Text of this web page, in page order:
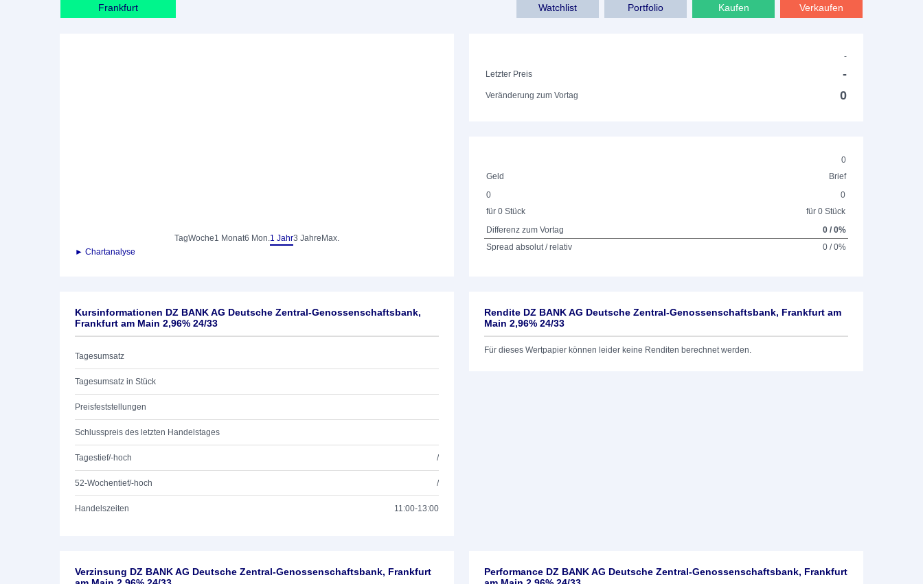
Frankfurt Verkaufen
Kaufen
Portfolio
Watchlist
TagWoche1 Monat6 Mon.1 Jahr3 Jahre Max.
► Chartanalyse
-
Letzter Preis
-
Veränderung zum Vortag 0
0
Geld
Brief
0
für 0 Stück
0
für 0 Stück
Differenz zum Vortag
0 / 0%
Spread absolut / relativ
0 / 0%
Kursinformationen DZ BANK AG Deutsche Zentral-Genossenschaftsbank,
Frankfurt am Main 2,96% 24/33
Tagesumsatz
Tagesumsatz in Stück
Preisfeststellungen
Schlusspreis des letzten Handelstages
Tagestief/-hoch /
52-Wochentief/-hoch /
Handelszeiten 11:00-13:00
Rendite DZ BANK AG Deutsche Zentral-Genossenschaftsbank, Frankfurt am
Main 2,96% 24/33
Für dieses Wertpapier können leider keine Renditen berechnet werden.
Verzinsung DZ BANK AG Deutsche Zentral-Genossenschaftsbank, Frankfurt
Performance DZ BANK AG Deutsche Zentral-Genossenschaftsbank, Frankfurt